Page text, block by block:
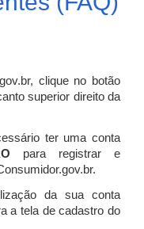
clique no botão
superior direito da
ter uma conta
para registrar e
da sua conta
a tela de cadastro do